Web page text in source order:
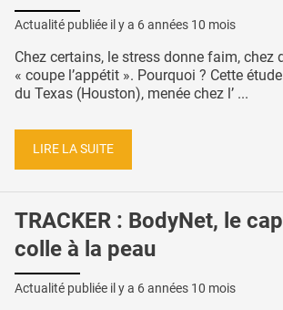
Actualité publiée il y a 6 années 10 mois
Chez certains, le stress donne faim, chez
« coupe l’appétit ». Pourquoi ? Cette
du Texas (Houston), menée chez l’ ...
LIRE LA SUITE
TRACKER : BodyNet, le
colle à la peau
Actualité publiée il y a 6 années 10 mois